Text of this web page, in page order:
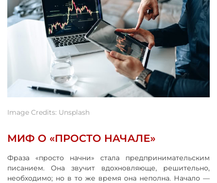
Image Credits: Unsplash
МИФ О «ПРОСТО НАЧАЛЕ»
Фраза «просто начни» стала предпринимательским
писанием. Она звучит вдохновляюще, решительно,
необходимо; но в то же время она неполна. Начало —